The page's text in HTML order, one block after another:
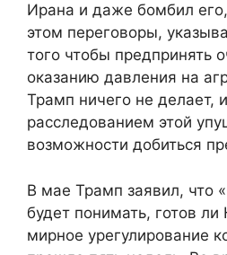
Ирана и даже бомбил
этом переговоры,
того чтобы предпринять
оказанию давления на
Трамп ничего не делает,
расследованием этой
возможности добиться
В мае Трамп заявил, что
будет понимать, готов ли
мирное урегулирование